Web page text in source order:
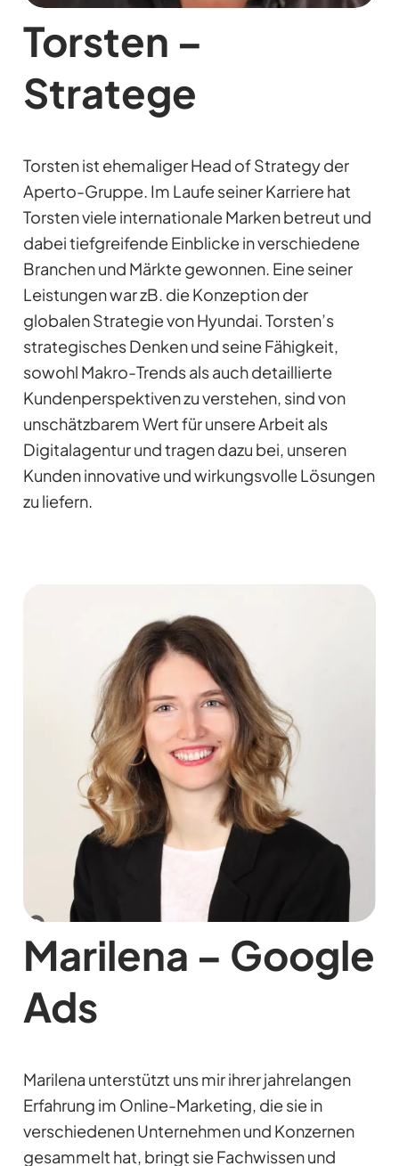
Torsten –
Stratege
Torsten ist ehemaliger Head of Strategy der
Aperto-Gruppe. Im Laufe seiner Karriere hat
Torsten viele internationale Marken betreut und
dabei tiefgreifende Einblicke in verschiedene
Branchen und Märkte gewonnen. Eine seiner
Leistungen war zB. die Konzeption der
globalen Strategie von Hyundai. Torsten’s
strategisches Denken und seine Fähigkeit,
sowohl Makro-Trends als auch detaillierte
Kundenperspektiven zu verstehen, sind von
unschätzbarem Wert für unsere Arbeit als
Digitalagentur und tragen dazu bei, unseren
Kunden innovative und wirkungsvolle Lösungen
zu liefern.
Marilena – Google
Ads
Marilena unterstützt uns mir ihrer jahrelangen
Erfahrung im Online-Marketing, die sie in
verschiedenen Unternehmen und Konzernen
gesammelt hat, bringt sie Fachwissen und